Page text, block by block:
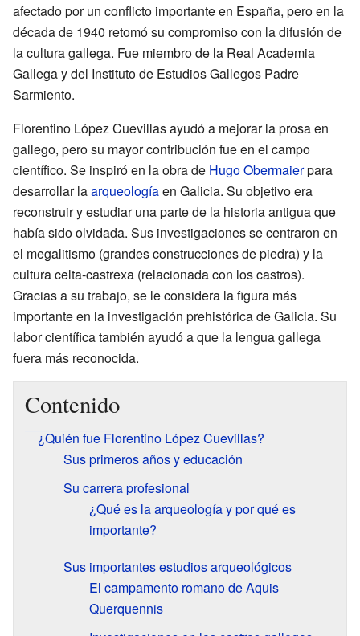
afectado por un conflicto importante en España, pero en la
década de 1940 retomó su compromiso con la difusión de
la cultura gallega. Fue miembro de la Real Academia
Gallega y del Instituto de Estudios Gallegos Padre
Sarmiento.
Florentino López Cuevillas ayudó a mejorar la prosa en
gallego, pero su mayor contribución fue en el campo
científico. Se inspiró en la obra de Hugo Obermaierpara
desarrollar laarqueologíaen Galicia. Su objetivo era
reconstruir y estudiar una parte de la historia antigua que
había sido olvidada. Sus investigaciones se centraron en
el megalitismo (grandes construcciones de piedra) y la
cultura celta-castrexa (relacionada con los castros).
Gracias a su trabajo, se le considera la figura más
importante en la investigación prehistórica de Galicia. Su
labor científica también ayudó a que la lengua gallega
fuera más reconocida.
Contenido
¿Quién fue Florentino López Cuevillas?
Sus primeros años y educación
Su carrera profesional
¿Qué es la arqueología y por qué es
importante?
Sus importantes estudios arqueológicos
El campamento romano de Aquis
Querquennis